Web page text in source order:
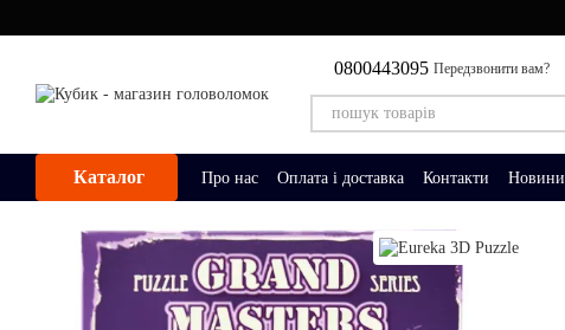
0800443095 Передзвонити вам?
Каталог Про нас Оплата і доставка Контакти Новини